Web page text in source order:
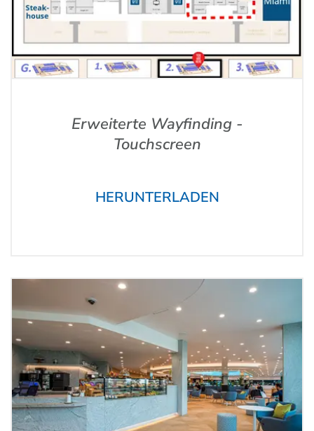
Erweiterte Wayfinding -
Touchscreen
HERUNTERLADEN